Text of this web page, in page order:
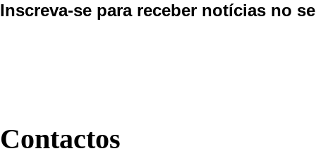
Inscreva-se para receber notícias no
Contactos